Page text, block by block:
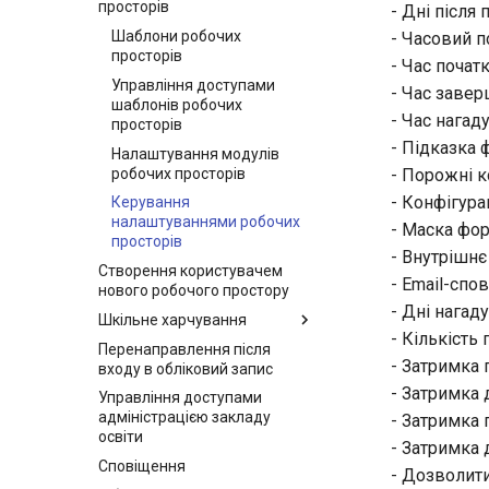
просторів
Шаблони робочих
просторів
Управління доступами
шаблонів робочих
просторів
Налаштування модулів
робочих просторів
Керування
налаштуваннями робочих
просторів
Створення користувачем
нового робочого простору
Шкільне харчування
Додавання та редагування
типів страв
План харчування
Контроль харчування
Звіт про харчування
Перенаправлення після
входу в обліковий запис
Управління доступами
адміністрацією закладу
освіти
Сповіщення
- Дні після
- Часовий
- Час
- Час
- Час
- Підказка
- Порожні
-
- Маска
-
- Email-
- Дні
-
- Затримка
- Затримка
- Затримка
- Затримка
-